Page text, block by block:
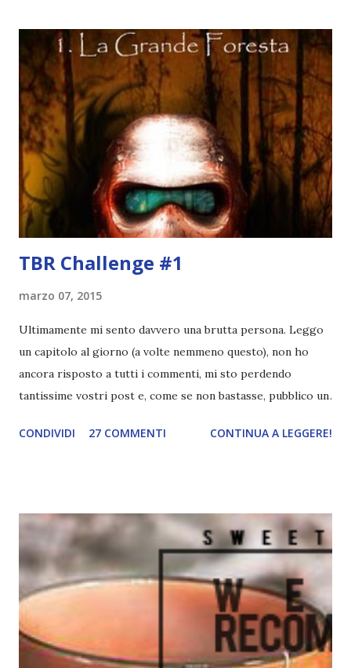
per l’estate nella piccola cittadina di Queen’s Creek, in
Arizona, non sa che la sua vita sta cambiare. Senza rendersi
conto di come o perché, si ritrova a passare attraverso uno
specchio e finisce in un mondo apparentemente simile al
suo, ma non del tutto identico. Nella realtà al di là dello
specchio, infatti, la madre di Beth, morta suicida anni prima,
è viva e vegeta e le appare davanti canticchiando mentre si
appresta a fare il bucato. Anche suo fratello maggio...
TBR Challenge #1
marzo 07, 2015
Ultimamente mi sento davvero una brutta persona. Leggo
un capitolo al giorno (a volte nemmeno questo), non ho
ancora risposto a tutti i commenti, mi sto perdendo
tantissime vostri post e, come se non bastasse, pubblico un
recensioni arretrate. Giuro che mi farò perdonare. Ad ogni
perché , diciamocelo, sono un vero disastro! Eppure mi
piace programmare le letture e per questo motivo ho
deciso di creare una tbr a mo' di sfida. Sceglierò un tot di
libri da leggere in un arco di tempo (indefinito) in base a dei
criteri e ovviamente cercherò di finire questi libri entro il
2020. Libri iniziati e non ancora terminati La prima
categoria riguarda quei libri che ho iniziato ma per un
CONDIVIDI 27 COMMENTI CONTINUA A LEGGERE!